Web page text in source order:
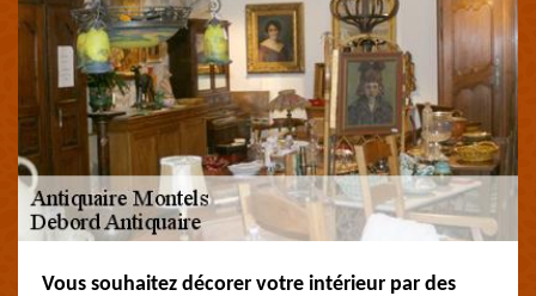
Vous souhaitez décorer votre intérieur par des